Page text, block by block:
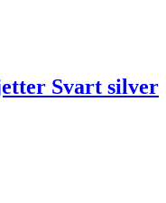
Svart silver